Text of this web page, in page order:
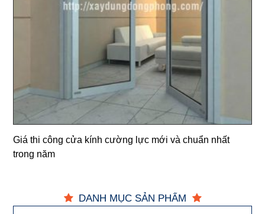
Giá thi công cửa kính cường lực mới và chuẩn nhất
trong năm
DANH MỤC SẢN PHẨM